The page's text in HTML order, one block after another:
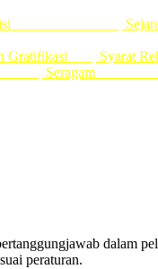
Misi
Gratifikasi Syarat
dalam
peraturan.